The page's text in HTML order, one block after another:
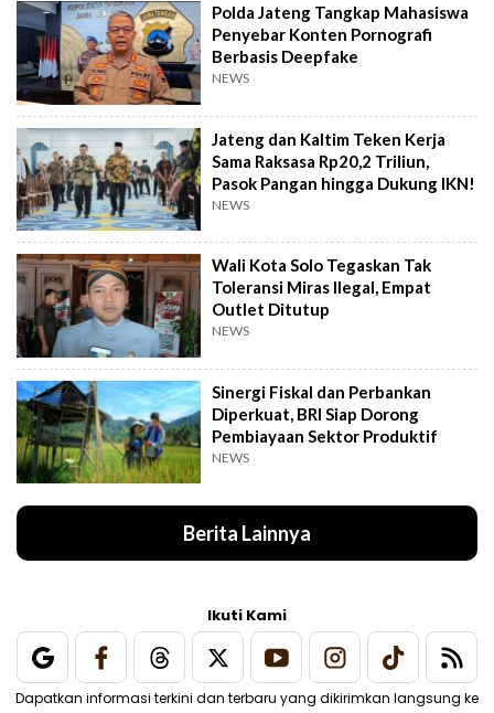
Polda Jateng Tangkap Mahasiswa
Penyebar Konten Pornografi
Berbasis Deepfake
NEWS
Jateng dan Kaltim Teken Kerja
Sama Raksasa Rp20,2 Triliun,
Pasok Pangan hingga Dukung IKN!
NEWS
Wali Kota Solo Tegaskan Tak
Toleransi Miras Ilegal, Empat
Outlet Ditutup
NEWS
Sinergi Fiskal dan Perbankan
Diperkuat, BRI Siap Dorong
Pembiayaan Sektor Produktif
NEWS
Berita Lainnya
Ikuti Kami
Dapatkan informasi terkini dan terbaru yang dikirimkan langsung ke